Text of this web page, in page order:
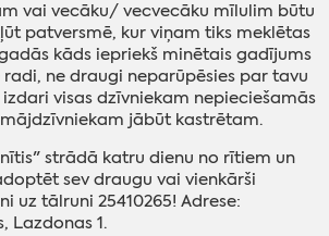
vai vecāku/ vecvecāku mīlulim būtu
patversmē, kur viņam tiks meklētas
kāds iepriekš minētais gadījums
radi, ne draugi neparūpēsies par tavu
visas dzīvniekam nepieciešamās
jābūt kastrētam.
strādā katru dienu no rītiem un
sev draugu vai vienkārši
uz tālruni 25410265! Adrese:
Lazdonas 1.